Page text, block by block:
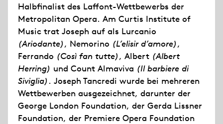
Halbfinalist des Laffont-Wettbewerbs der
Metropolitan Opera. Am Curtis Institute of
Music trat Joseph auf als Lurcanio
(Ariodante), Nemorino (L’elisir d’amore),
Ferrando (Così fan tutte), Albert (Albert
Herring) und Count Almaviva (Il barbiere di
Siviglia) . Joseph Tancredi wurde bei mehreren
Wettbewerben ausgezeichnet, darunter der
George London Foundation, der Gerda Lissner
Foundation, der Premiere Opera Foundation